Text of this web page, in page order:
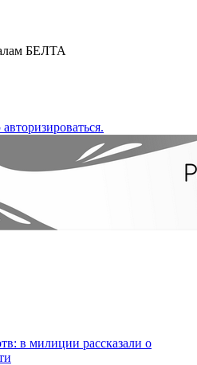
БЕЛТА
в милиции рассказали о